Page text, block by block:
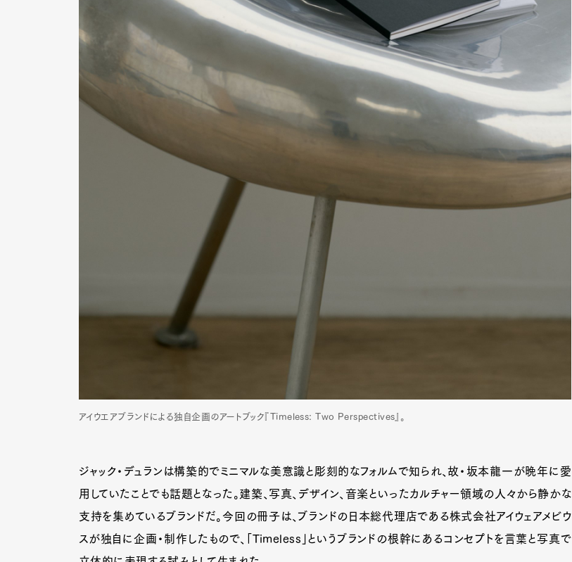
アイウエアブランドによる独自企画のアートブック『Timeless: Two Perspectives』。
ジャック・デュランは構築的でミニマルな美意識と彫刻的なフォルムで知られ、故・坂本龍一が晩年に愛
用していたことでも話題となった。建築、写真、デザイン、音楽といったカルチャー領域の人々から静かな
支持を集めているブランドだ。今回の冊子は、ブランドの日本総代理店である株式会社アイウェアメビウ
スが独自に企画・制作したもので、「Timeless」というブランドの根幹にあるコンセプトを言葉と写真で